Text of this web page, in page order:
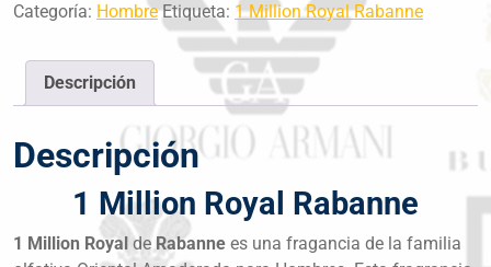
Categoría: Hombre Etiqueta: 1 Million Royal Rabanne
Descripción
Descripción
1 Million Royal Rabanne
1 Million Royal de Rabanne es una fragancia de la familia